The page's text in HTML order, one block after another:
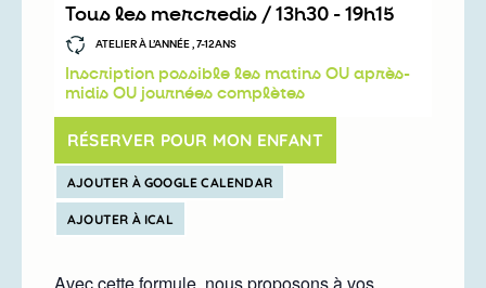
Tous les mercredis / 13h30 - 19h15
ATELIER À L’ANNÉE , 7-12ANS
Inscription possible les matins OU après-
midis OU journées complètes
RÉSERVER POUR MON ENFANT
AJOUTER À GOOGLE CALENDAR
AJOUTER À ICAL